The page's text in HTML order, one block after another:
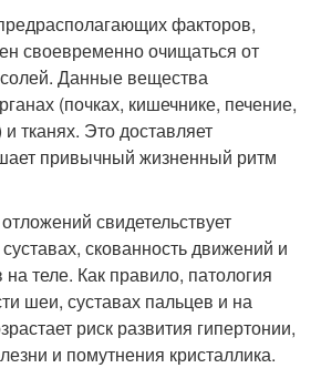
факторов,
своевременно очищаться от
Данные вещества
(почках, кишечнике, печение,
тканях. Это доставляет
привычный жизненный ритм
свидетельствует
скованность движений и
теле. Как правило, патология
шеи, суставах пальцев и на
риск развития гипертонии,
и помутнения кристаллика.